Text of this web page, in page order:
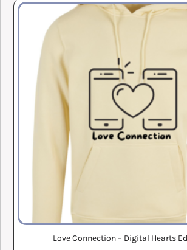
Love Connection – Digital Hearts